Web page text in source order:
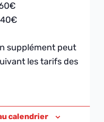
supplément peut
les tarifs des
calendrier